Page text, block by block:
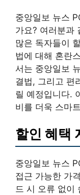
중앙일보 뉴스
가요? 여러분과
많은 독자들이
법에 대해 혼란
서는 중앙일보
결법, 그리고 편
릴 예정입니다.
비를 더욱 스마
할인 혜택
중앙일보 뉴스
접근 가능한 가
드 시 오류 없이